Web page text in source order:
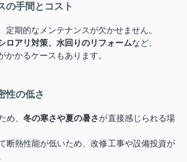
の手間とコスト
定期的なメンテナンスが欠かせません。
ロアリ対策、水回りのリフォームなど、
かかるケースもあります。
性の低さ
め、 冬の寒さや夏の暑さが直接感じられる場
断熱性能が低いため、改修工事や設備投資が